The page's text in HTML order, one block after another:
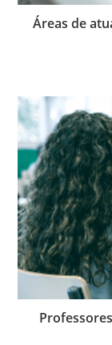
Áreas de